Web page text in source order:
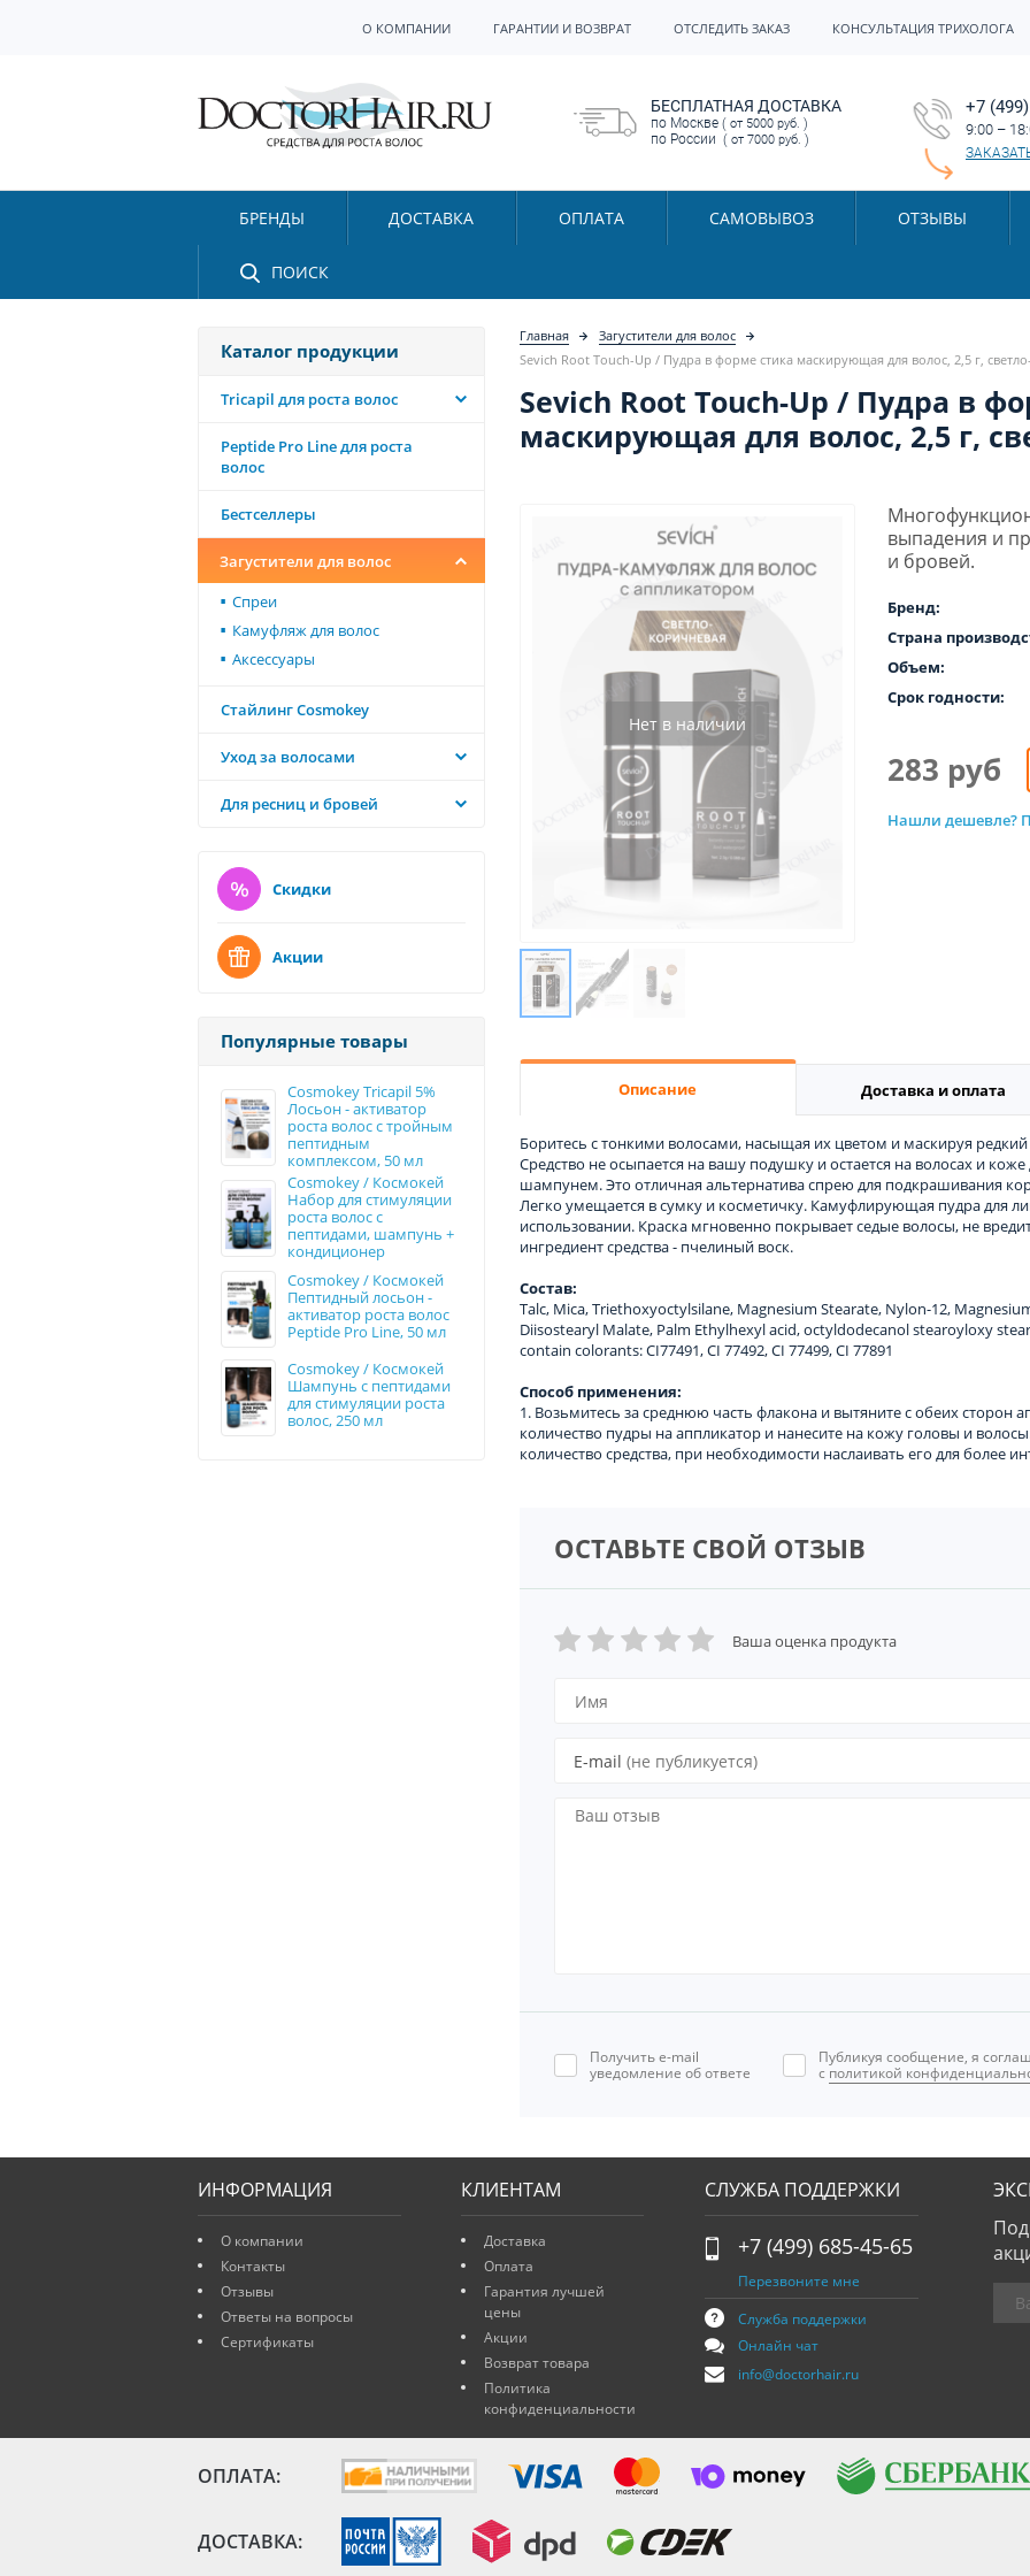
О КОМПАНИИ ГАРАНТИИ И ВОЗВРАТ ОТСЛЕДИТЬ ЗАКАЗ КОНСУЛЬТАЦИЯ ТРИХОЛОГА
БЕСПЛАТНАЯ ДОСТАВКА
по Москве ( от 5000 руб. )
по России ( от 7000 руб. )
+7
9:00 –
БРЕНДЫ ДОСТАВКА ОПЛАТА САМОВЫВОЗ ОТЗЫВЫ
ПОИСК
Каталог продукции
Tricapil для роста волос
Peptide Pro Line для роста
волос
Бестселлеры
Загустители для волос
Спреи
Камуфляж для волос
Аксессуары
Стайлинг Cosmokey
Уход за волосами
Для ресниц и бровей
Скидки
Акции
Популярные товары
Cosmokey Tricapil 5%
Лосьон - активатор
роста волос с тройным
пептидным
комплексом, 50 мл
Cosmokey / Космокей
Набор для стимуляции
роста волос с
пептидами, шампунь +
кондиционер
Cosmokey / Космокей
Пептидный лосьон -
активатор роста волос
Peptide Pro Line, 50 мл
Cosmokey / Космокей
Шампунь с пептидами
для стимуляции роста
волос, 250 мл
Главная
Загустители для волос
Sevich Root Touch-Up / Пудра в форме стика маскирующая для волос, 2,5 г,
Sevich Root Touch-Up / Пудра в
маскирующая для волос, 2,5 г,
Нет в наличии
выпадения и
и бровей.
Бренд:
Страна
Объем:
Срок годности:
283 руб
Нашли дешевле?
Описание Доставка и оплата
Боритесь с тонкими волосами, насыщая их цветом и маскируя
Средство не осыпается на вашу подушку и остается на волосах и
шампунем. Это отличная альтернатива спрею для подкрашивания
Легко умещается в сумку и косметичку. Камуфлирующая пудра для
использовании. Краска мгновенно покрывает седые волосы, не
ингредиент средства - пчелиный воск.
Состав:
Talc, Mica, Triethoxyoctylsilane, Magnesium Stearate, Nylon-12,
Diisostearyl Malate, Palm Ethylhexyl acid, octyldodecanol stearoyloxy
contain colorants: CI77491, CI 77492, CI 77499, CI 77891
Способ применения:
1. Возьмитесь за среднюю часть флакона и вытяните с обеих сторон
количество пудры на аппликатор и нанесите на кожу головы и
количество средства, при необходимости наслаивать его для более
ОСТАВЬТЕ СВОЙ ОТЗЫВ
Ваша оценка продукта
E-mail (не публикуется)
Получить e-mail
уведомление об ответе
Публикуя сообщение, я
с политикой
ИНФОРМАЦИЯ
О компании
Контакты
Отзывы
Ответы на вопросы
Сертификаты
КЛИЕНТАМ
Доставка
Оплата
Гарантия лучшей
цены
Акции
Возврат товара
Политика
конфиденциальности
СЛУЖБА ПОДДЕРЖКИ
+7 (499) 685-45-65
Перезвоните мне
Служба поддержки
Онлайн чат
info@doctorhair.ru
ОПЛАТА:
ДОСТАВКА: